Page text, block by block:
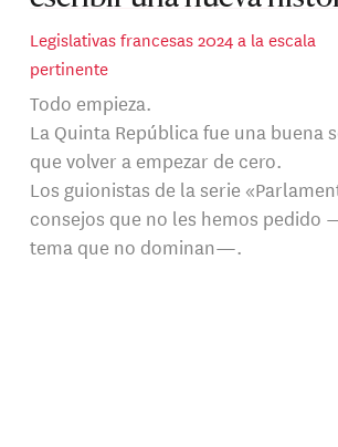
Legislativas francesas 2024 a la escala
pertinente
Todo empieza.
La Quinta República fue una buena
que volver a empezar de cero.
Los guionistas de la serie
consejos que no les hemos pedido
tema que no dominan—.